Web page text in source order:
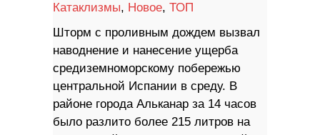
Катаклизмы, Новое, ТОП
Шторм с проливным дождем вызвал
наводнение и нанесение ущерба
средиземноморскому побережью
центральной Испании в среду. В
районе города Альканар за 14 часов
было разлито более 215 литров на